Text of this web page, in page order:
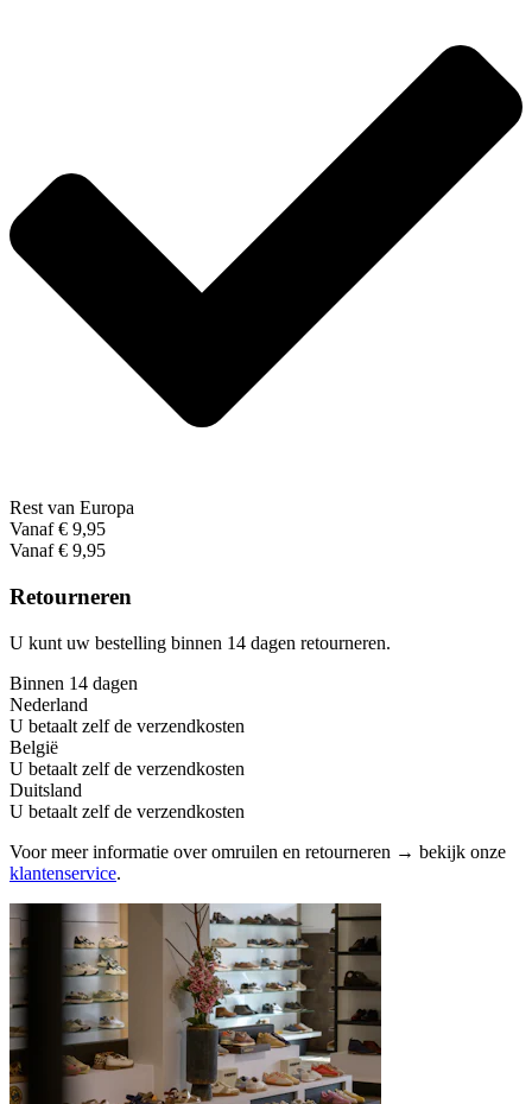
Rest van Europa
Vanaf € 9,95
Vanaf € 9,95
Retourneren
U kunt uw bestelling binnen 14 dagen retourneren.
Binnen 14 dagen
Nederland
U betaalt zelf de verzendkosten
België
U betaalt zelf de verzendkosten
Duitsland
U betaalt zelf de verzendkosten
Voor meer informatie over omruilen en retourneren → bekijk onze
klantenservice.